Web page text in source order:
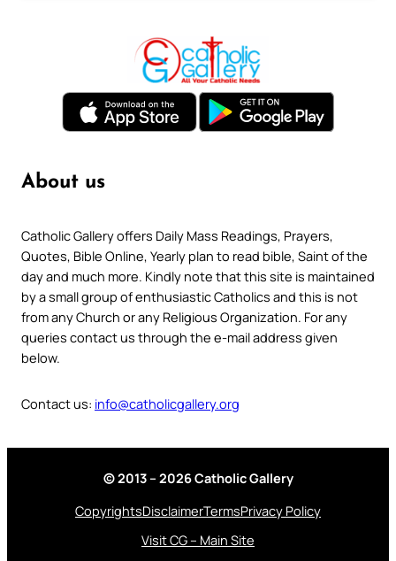
About us
Catholic Gallery offers Daily Mass Readings, Prayers,
Quotes, Bible Online, Yearly plan to read bible, Saint of the
day and much more. Kindly note that this site is maintained
by a small group of enthusiastic Catholics and this is not
from any Church or any Religious Organization. For any
queries contact us through the e-mail address given
below.
Contact us: info@catholicgallery.org
© 2013 – 2026 Catholic Gallery
CopyrightsDisclaimerTermsPrivacy Policy
Visit CG – Main Site